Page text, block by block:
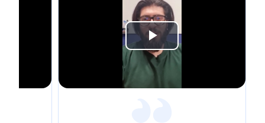
Play
Video